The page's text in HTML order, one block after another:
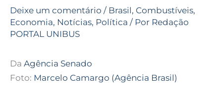
Deixe um comentário / Brasil, Combustíveis,
Economia, Notícias, Política / Por Redação
PORTAL UNIBUS
Da Agência Senado
Foto: Marcelo Camargo (Agência Brasil)